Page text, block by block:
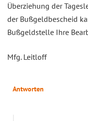
Überziehung der
der Bußgeldbescheid
Bußgeldstelle Ihre
Mfg. Leitloff
Antworten